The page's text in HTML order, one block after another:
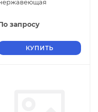
запросу
КУПИТЬ